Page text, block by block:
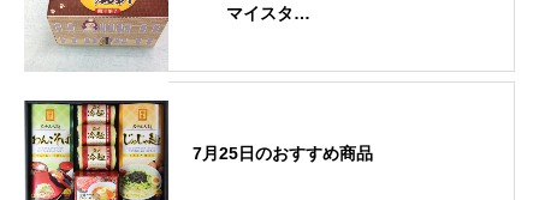
マイスタ…
7月25日のおすすめ商品